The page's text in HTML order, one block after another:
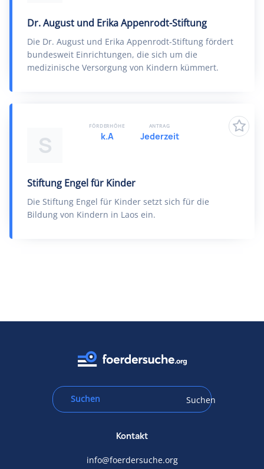
Dr. August und Erika Appenrodt-Stiftung
Die Dr. August und Erika Appenrodt-Stiftung fördert
bundesweit Einrichtungen, die sich um die
medizinische Versorgung von Kindern kümmert.
S
Stiftung Engel für Kinder
Die Stiftung Engel für Kinder setzt sich für die
Bildung von Kindern in Laos ein.
FÖRDERHÖHE
k.A
ANTRAG
Jederzeit
Suchen
Kontakt
info@foerdersuche.org